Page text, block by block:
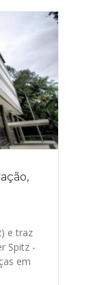
e traz
Spitz -
em